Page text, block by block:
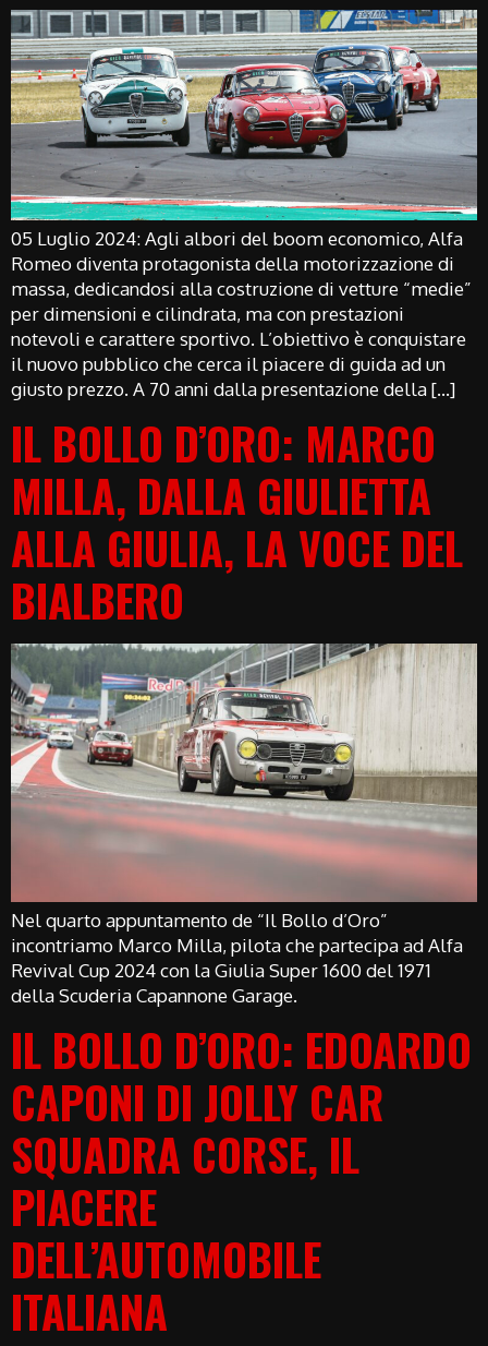
05 Luglio 2024: Agli albori del boom economico, Alfa
Romeo diventa protagonista della motorizzazione di
massa, dedicandosi alla costruzione di vetture “medie”
per dimensioni e cilindrata, ma con prestazioni
notevoli e carattere sportivo. L’obiettivo è conquistare
il nuovo pubblico che cerca il piacere di guida ad un
giusto prezzo. A 70 anni dalla presentazione della […]
IL BOLLO D’ORO: MARCO
MILLA, DALLA GIULIETTA
ALLA GIULIA, LA VOCE DEL
BIALBERO
Nel quarto appuntamento de “Il Bollo d’Oro”
incontriamo Marco Milla, pilota che partecipa ad Alfa
Revival Cup 2024 con la Giulia Super 1600 del 1971
della Scuderia Capannone Garage.
IL BOLLO D’ORO: EDOARDO
CAPONI DI JOLLY CAR
SQUADRA CORSE, IL
PIACERE
DELL’AUTOMOBILE
ITALIANA